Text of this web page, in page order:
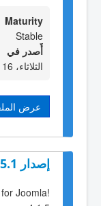
Maturity
Stable
أٌصدر في
الثلاثاء، 16 آب/أغسطس 2022 14:00
عرض
إصدار 4.1.5.1
Joomla!